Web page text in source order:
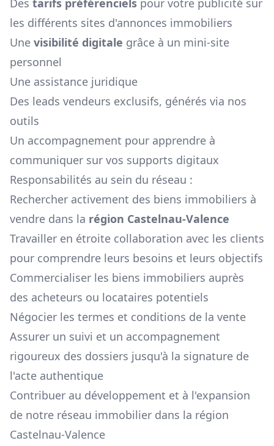
Des tarifs préférenciels pour votre publicité sur
les différents sites d'annonces immobiliers
Une visibilité digitale grâce à un mini-site
personnel
Une assistance juridique
Des leads vendeurs exclusifs, générés via nos
outils
Un accompagnement pour apprendre à
communiquer sur vos supports digitaux
Responsabilités au sein du réseau :
Rechercher activement des biens immobiliers à
vendre dans la région Castelnau-Valence
Travailler en étroite collaboration avec les clients
pour comprendre leurs besoins et leurs objectifs
Commercialiser les biens immobiliers auprès
des acheteurs ou locataires potentiels
Négocier les termes et conditions de la vente
Assurer un suivi et un accompagnement
rigoureux des dossiers jusqu'à la signature de
l'acte authentique
Contribuer au développement et à l'expansion
de notre réseau immobilier dans la région
Castelnau-Valence